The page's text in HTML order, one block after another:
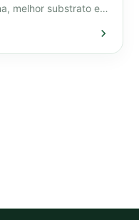
melhor substrato e